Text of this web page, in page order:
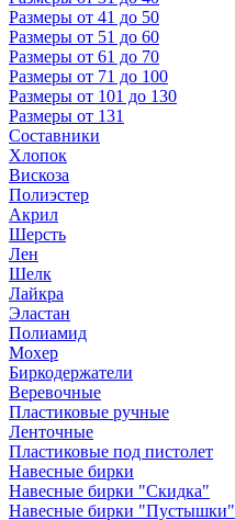
Размеры от 41 до 50
Размеры от 51 до 60
Размеры от 61 до 70
Размеры от 71 до 100
Размеры от 101 до 130
Размеры от 131
Составники
Хлопок
Вискоза
Полиэстер
Акрил
Шерсть
Лен
Шелк
Лайкра
Эластан
Полиамид
Мохер
Биркодержатели
Веревочные
Пластиковые ручные
Ленточные
Пластиковые под пистолет
Навесные бирки
Навесные бирки "Скидка"
Навесные бирки "Пустышки"